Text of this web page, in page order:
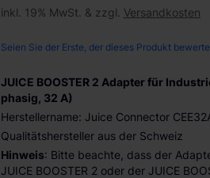
inkl. 19% MwSt. & zzgl. Versandkosten
Seien Sie der Erste, der dieses Produkt
JUICE BOOSTER 2 Adapter für
phasig, 32 A)
Herstellername: Juice Connector
Qualitätshersteller aus der Schweiz
Hinweis: Bitte beachte, dass der
JUICE BOOSTER 2 oder der JUICE